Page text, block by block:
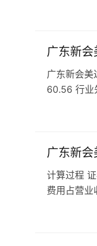
广东新
广东新会
60.56 行
广东新会
计算过程
费用占营